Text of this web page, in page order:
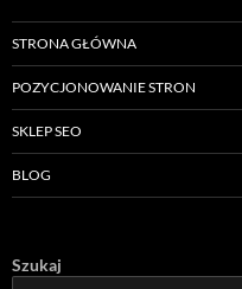
STRONA GŁÓWNA
POZYCJONOWANIE STRON
SKLEP SEO
BLOG
Szukaj